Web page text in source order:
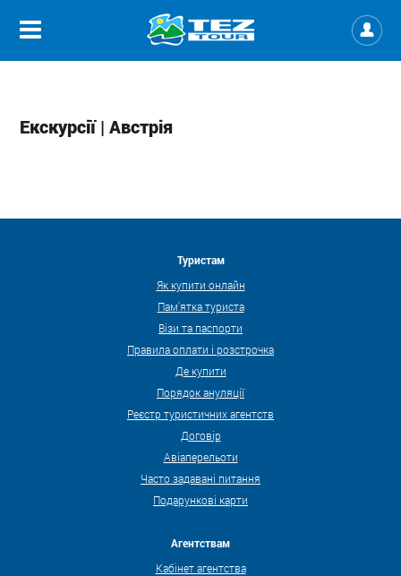
Екскурсії | Австрія
Туристам
Як купити онлайн
Пам'ятка туриста
Візи та паспорти
Правила оплати і розстрочка
Де купити
Порядок ануляції
Реєстр туристичних агентств
Договір
Авіаперельоти
Часто задавані питання
Подарункові карти
Агентствам
Кабінет агентства